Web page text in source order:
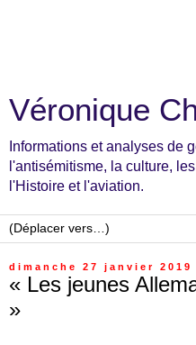
Véronique
Informations et analyses de
l'antisémitisme, la culture,
l'Histoire et l'aviation.
dimanche 27 janvier 2019
« Les jeunes
»